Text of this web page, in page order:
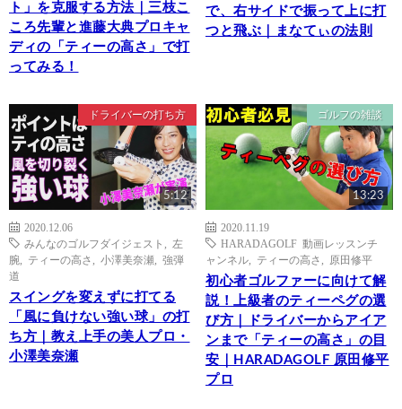
ト」を克服する方法｜三枝こ
ころ先輩と進藤大典プロキャ
ディの「ティーの高さ」で打
ってみる！
で、右サイドで振って上に打
つと飛ぶ｜まなてぃの法則
ドライバーの打ち方
5:12
2020.12.06
みんなのゴルフダイジェスト
左
腕
ティーの高さ 小澤美奈瀬
強弾
道
スイングを変えずに打てる
「風に負けない強い球」の打
ち方｜教え上手の美人プロ・
小澤美奈瀬
ゴルフの雑談
13:23
2020.11.19
HARADAGOLF 動画レッスンチ
ャンネル
ティーの高さ 原田修平
初心者ゴルファーに向けて解
説！上級者のティーペグの選
び方｜ドライバーからアイア
ンまで「ティーの高さ」の目
安｜HARADAGOLF 原田修平
プロ